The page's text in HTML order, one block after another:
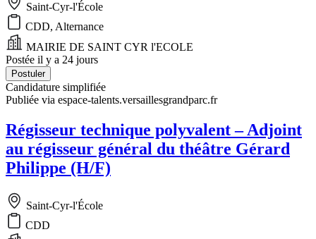
Saint-Cyr-l'École
CDD, Alternance
MAIRIE DE SAINT CYR l'ECOLE
Postée il y a 24 jours
Postuler
Candidature simplifiée
Publiée via espace-talents.versaillesgrandparc.fr
Régisseur technique polyvalent – Adjoint
au régisseur général du théâtre Gérard
Philippe (H/F)
Saint-Cyr-l'École
CDD